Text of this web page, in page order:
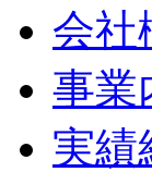
会社
事業
実績